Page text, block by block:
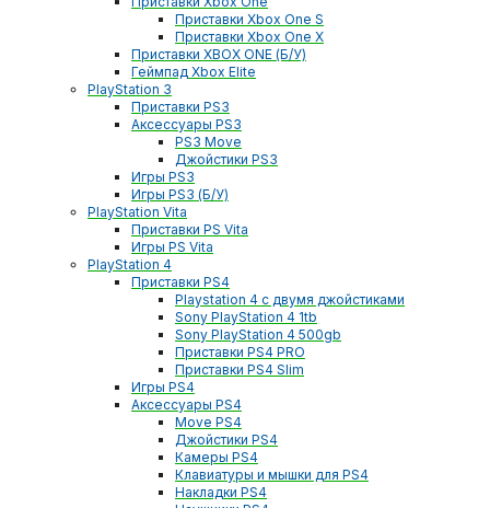
Приставки Xbox One S
Приставки Xbox One X
Приставки XBOX ONE (Б/У)
Геймпад Xbox Elite
PlayStation 3
Приставки PS3
Аксессуары PS3
PS3 Move
Джойстики PS3
Игры PS3
Игры PS3 (Б/У)
PlayStation Vita
Приставки PS Vita
Игры PS Vita
PlayStation 4
Приставки PS4
Playstation 4 с двумя джойстиками
Sony PlayStation 4 1tb
Sony PlayStation 4 500gb
Приставки PS4 PRO
Приставки PS4 Slim
Игры PS4
Аксессуары PS4
Move PS4
Джойстики PS4
Камеры PS4
Клавиатуры и мышки для PS4
Накладки PS4